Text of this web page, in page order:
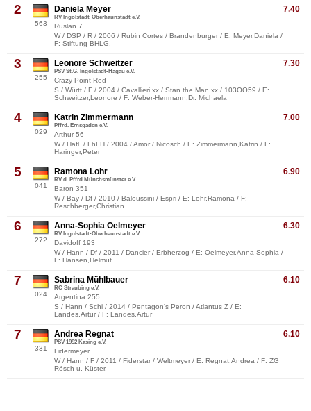
2
563
7.40
Daniela Meyer
RV Ingolstadt-Oberhaunstadt e.V.
Ruslan 7
W / DSP / R / 2006 / Rubin Cortes / Brandenburger / E: Meyer,Daniela /
F: Stiftung BHLG,
3
255
7.30
Leonore Schweitzer
PSV St.G. Ingolstadt-Hagau e.V.
Crazy Point Red
S / Württ / F / 2004 / Cavallieri xx / Stan the Man xx / 103OO59 / E:
Schweitzer,Leonore / F: Weber-Herrmann,Dr. Michaela
4
029
7.00
Katrin Zimmermann
Pffrd. Ernsgaden e.V.
Arthur 56
W / Hafl. / FhLH / 2004 / Amor / Nicosch / E: Zimmermann,Katrin / F:
Haringer,Peter
5
041
6.90
Ramona Lohr
RV d. Pffrd.Münchsmünster e.V.
Baron 351
W / Bay / Df / 2010 / Baloussini / Espri / E: Lohr,Ramona / F:
Reschberger,Christian
6
272
6.30
Anna-Sophia Oelmeyer
RV Ingolstadt-Oberhaunstadt e.V.
Davidoff 193
W / Hann / Df / 2011 / Dancier / Erbherzog / E: Oelmeyer,Anna-Sophia /
F: Hansen,Helmut
7
024
6.10
Sabrina Mühlbauer
RC Straubing e.V.
Argentina 255
S / Hann / Schi / 2014 / Pentagon's Peron / Atlantus Z / E:
Landes,Artur / F: Landes,Artur
7
331
6.10
Andrea Regnat
PSV 1992 Kasing e.V.
Fidermeyer
W / Hann / F / 2011 / Fiderstar / Weltmeyer / E: Regnat,Andrea / F: ZG
Rösch u. Küster,